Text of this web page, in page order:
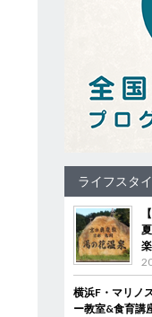
ライフスタ
横浜F・マリノ
ー教室&食育講